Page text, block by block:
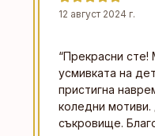
12 август 2024 г.
“Прекрасни сте!
усмивката на
пристигна
коледни мотиви.
съкровище.